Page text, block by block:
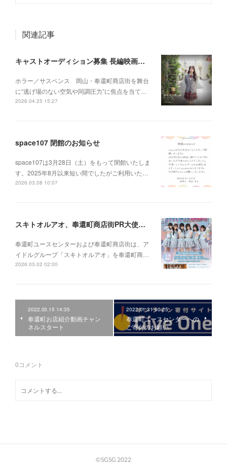
関連記事
キャストオーディション募集 長編映画 『みんなの街』
ホラー／サスペンス 岡山・奉還町商店街を舞台
に“逃げ場のない空気や同調圧力”に焦点を当て…
2026.04.25 15:27
space107 閉館のお知らせ
space107は3月28日（土）をもって閉館いたしま
す。2025年8月以来短い間でしたがご利用いた…
2026.03.08 10:07
スキトオルアオ、奉還町商店街PR大使に就任
奉還町ユースセンターおよび奉還町商店街は、ア
イドルグループ「スキトオルアオ」を奉還町商…
2026.03.02 02:00
2022.03.15 14:35
奉還町お店紹介動画チャン
ネルスタート
2022.01.31 00:25
奉還町ユースセンターへの
ご寄付のお願い
0コメント
©SGSG 2022